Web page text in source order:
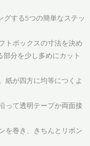
グする5つの簡単なステッ
トボックスの寸法を決め
部分を少し多めにカット
紙が四方に均等につくよ
って透明テープか両面接
を巻き、きちんとリボン